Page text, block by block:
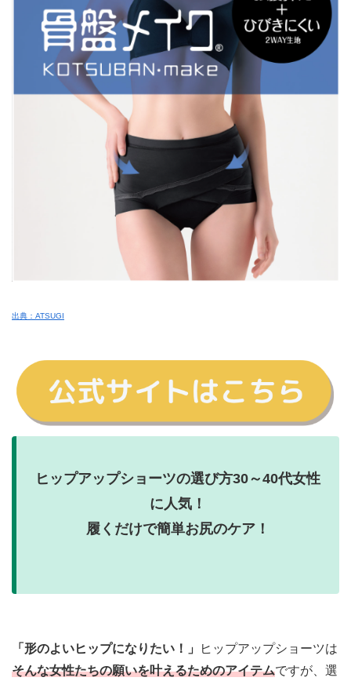
出典：ATSUGI
ヒップアップショーツの選び方30～40代女性
に人気！
履くだけで簡単お尻のケア！
「形のよいヒップになりたい！」
ヒップアップショーツは
そんな女性たちの願いを叶えるためのアイテムですが、 選